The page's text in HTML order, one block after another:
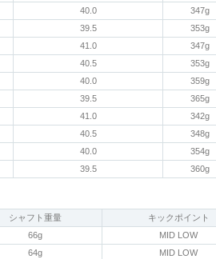
40.0 347g
39.5 353g
41.0 347g
40.5 353g
40.0 359g
39.5 365g
41.0 342g
40.5 348g
40.0 354g
39.5 360g
シャフト重量 キックポイント
66g MID LOW
64g MID LOW